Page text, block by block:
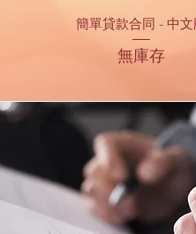
簡單貸款合同 - 中文
無庫存